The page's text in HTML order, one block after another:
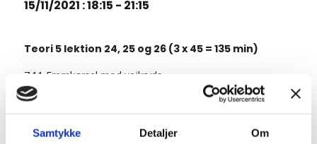
Samtykke Detaljer Om
15/11/2021 : 18:15 - 21:15
Teori 5 lektion 24, 25 og 26 (3 x 45 = 135 min)
7.11 Fremkørsel mod vejkryds
7.12 Ligeud kørsel i vejkryds
7.13 Højresving i vejkryds